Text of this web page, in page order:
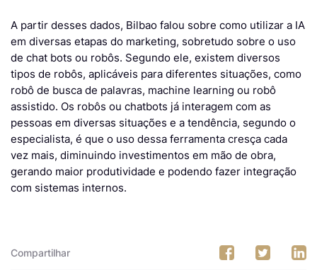
A partir desses dados, Bilbao falou sobre como utilizar a IA
em diversas etapas do marketing, sobretudo sobre o uso
de chat bots ou robôs. Segundo ele, existem diversos
tipos de robôs, aplicáveis para diferentes situações, como
robô de busca de palavras, machine learning ou robô
assistido. Os robôs ou chatbots já interagem com as
pessoas em diversas situações e a tendência, segundo o
especialista, é que o uso dessa ferramenta cresça cada
vez mais, diminuindo investimentos em mão de obra,
gerando maior produtividade e podendo fazer integração
com sistemas internos.
Compartilhar